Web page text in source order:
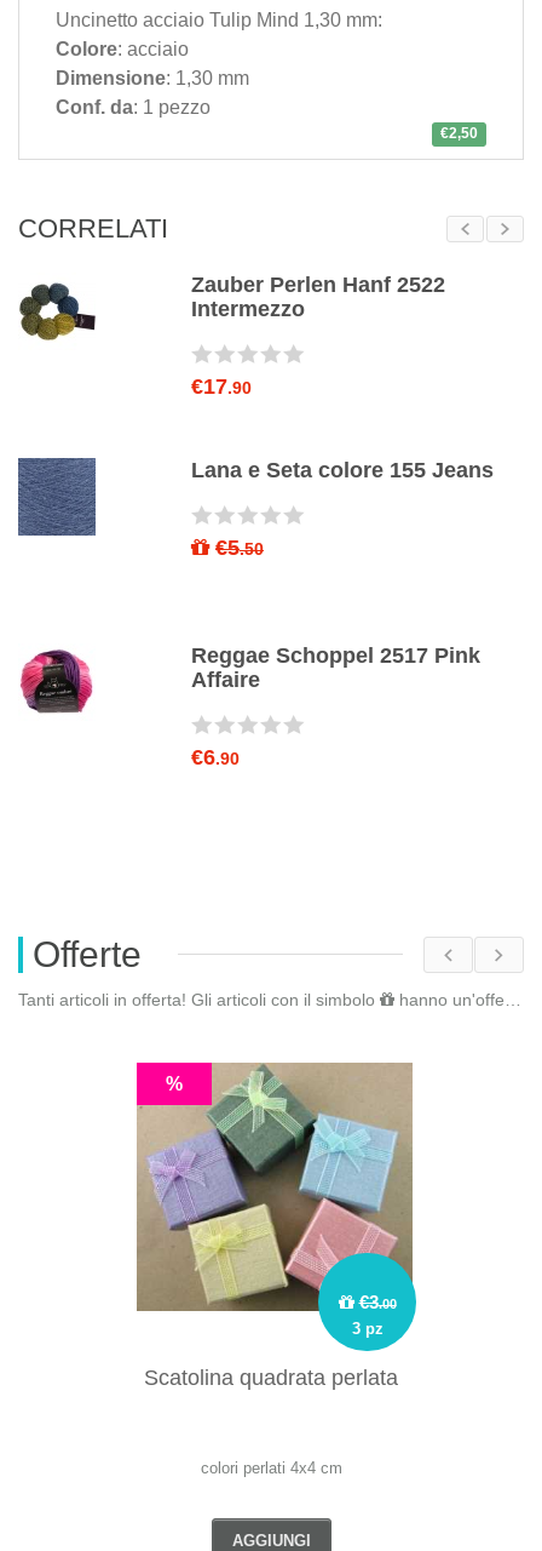
Uncinetto acciaio Tulip Mind 1,30 mm:
Colore: acciaio
Dimensione: 1,30 mm
Conf. da: 1 pezzo
€2,50
CORRELATI
Zauber Perlen Hanf 2522
Intermezzo
€17.90
Lana e Seta colore 155 Jeans
€5.50
Reggae Schoppel 2517 Pink
Affaire
€6.90
Offerte
Tanti articoli in offerta! Gli articoli con il simbolo hanno un'offerta riservata. Fai il
€3.00
3 pz
%
Scatolina quadrata perlata
colori perlati 4x4 cm
AGGIUNGI